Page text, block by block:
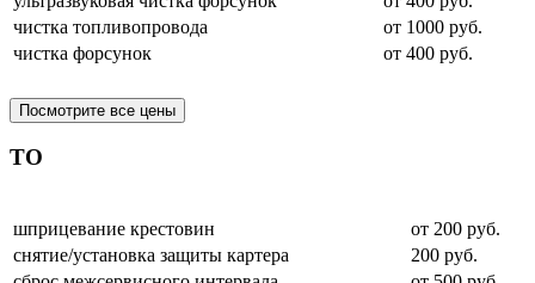
чистка топливопровода
от 1000 руб.
чистка форсунок
от 400 руб.
Посмотрите все цены
ТО
шприцевание крестовин
от 200 руб.
снятие/установка защиты картера
200 руб.